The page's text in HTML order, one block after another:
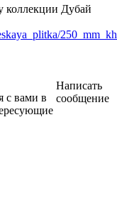
коллекции Дубай
с вами в
Написать
сообщение